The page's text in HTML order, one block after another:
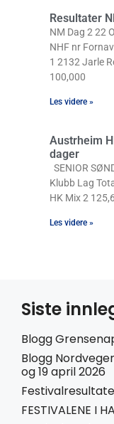
Resultater
NM Dag 2 22
NHF nr
1 2132 Jarle
100,000
Les videre »
Austrheim
dager
SENIOR
Klubb Lag
HK Mix 2
Les videre »
Siste
Blogg
Blogg
og 19 april 2026
FESTIVALENE I